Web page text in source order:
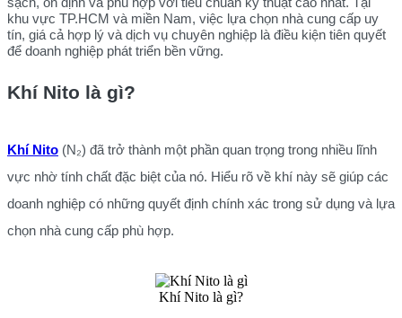
khu vực TP.HCM và miền Nam, việc lựa chọn nhà cung cấp uy
tín, giá cả hợp lý và dịch vụ chuyên nghiệp là điều kiện tiên quyết
để doanh nghiệp phát triển bền vững.
Khí Nito là gì?
Khí Nito (N₂) đã trở thành một phần quan trọng trong nhiều lĩnh
vực nhờ tính chất đặc biệt của nó. Hiểu rõ về khí này sẽ giúp các
doanh nghiệp có những quyết định chính xác trong sử dụng và lựa
chọn nhà cung cấp phù hợp.
Khí Nito là gì?